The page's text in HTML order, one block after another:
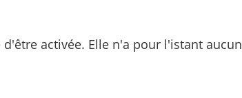
activée. Elle n'a pour l'istant aucun